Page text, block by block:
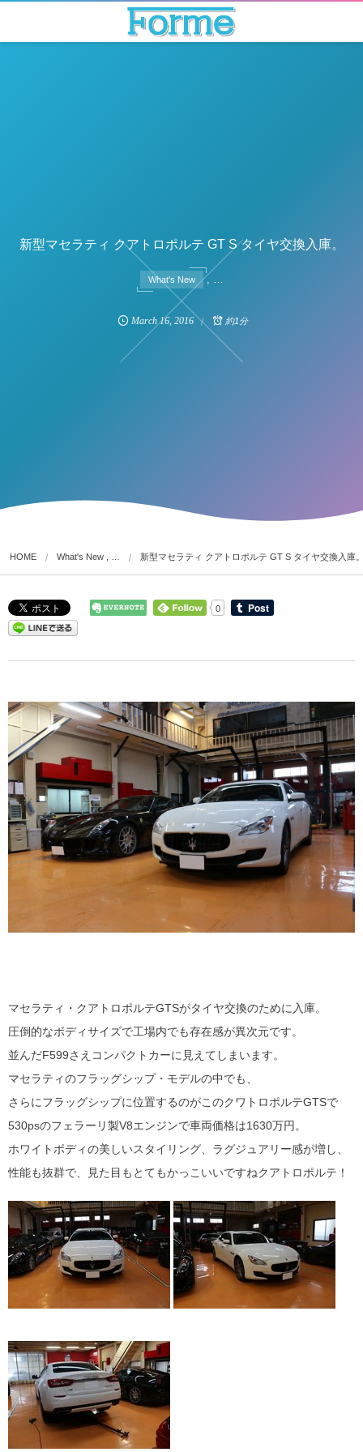
新型マセラティ クアトロポルテ GT S タイヤ交換入庫。
What's New , …
March 16, 2016 約1分
HOME What's New , … 新型マセラティ クアトロポルテ GT S タイヤ交換入庫
0
マセラティ・クアトロポルテGTSがタイヤ交換のために入庫。
圧倒的なボディサイズで工場内でも存在感が異次元です。
並んだF599さえコンパクトカーに見えてしまいます。
マセラティのフラッグシップ・モデルの中でも、
さらにフラッグシップに位置するのがこのクワトロポルテGTSで
530psのフェラーリ製V8エンジンで車両価格は1630万円。
ホワイトボディの美しいスタイリング、ラグジュアリー感が増し、
性能も抜群で、見た目もとてもかっこいいですねクアトロポルテ！